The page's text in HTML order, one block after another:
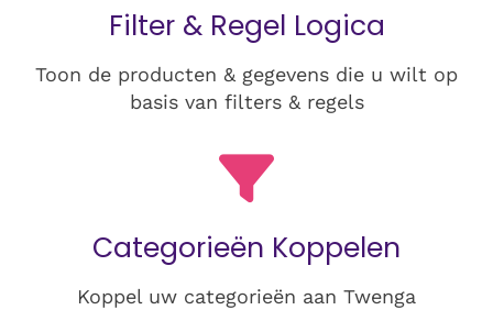
Filter & Regel Logica
Toon de producten & gegevens die u wilt op
basis van filters & regels
Categorieën Koppelen
Koppel uw categorieën aan Twenga